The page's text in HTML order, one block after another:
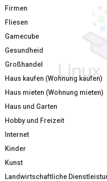
Firmen
Fliesen
Gamecube
Gesundheid
Großhandel
Haus kaufen (Wohnung kaufen)
Haus mieten (Wohnung mieten)
Haus und Garten
Hobby und Freizeit
Internet
Kinder
Kunst
Landwirtschaftliche